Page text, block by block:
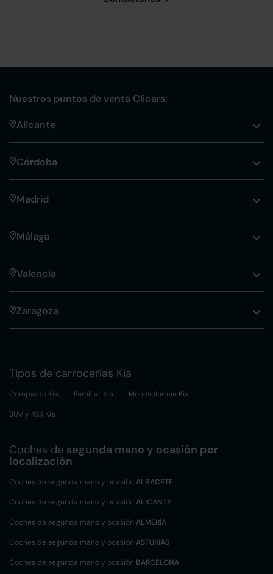
Nuestros puntos de venta Clicars:
Alicante
Córdoba
Madrid
Málaga
Valencia
Zaragoza
Tipos de carrocerías Kia
Compacto Kia Familiar Kia Monovolumen Kia
SUV y 4X4 Kia
Coches de segunda mano y ocasión por
localización
Coches de segunda mano y ocasión ALBACETE
Coches de segunda mano y ocasión ALICANTE
Coches de segunda mano y ocasión ALMERÍA
Coches de segunda mano y ocasión ASTURIAS
Coches de segunda mano y ocasión BARCELONA